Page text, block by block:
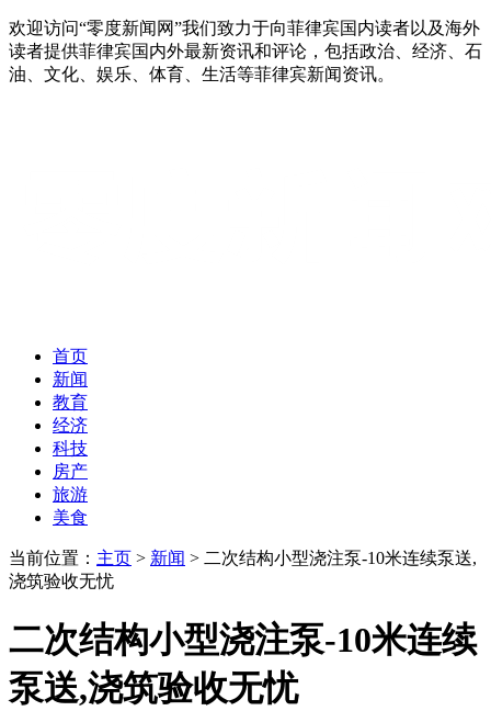
欢迎访问“零度新闻网”我们致力于向菲律宾国内读者以及海外
读者提供菲律宾国内外最新资讯和评论，包括政治、经济、石
油、文化、娱乐、体育、生活等菲律宾新闻资讯。
首页
新闻
教育
经济
科技
房产
旅游
美食
当前位置： 主页 > 新闻 > 二次结构小型浇注泵-10米连续泵送,
浇筑验收无忧
二次结构小型浇注泵-10米连续
泵送,浇筑验收无忧